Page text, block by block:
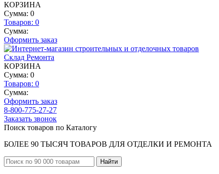
КОРЗИНА
Сумма: 0
Товаров: 0
Сумма:
Оформить заказ
КОРЗИНА
Сумма: 0
Товаров: 0
Сумма:
Оформить заказ
8-800-775-27-27
Заказать звонок
Поиск товаров по Каталогу
БОЛЕЕ 90 ТЫСЯЧ ТОВАРОВ ДЛЯ ОТДЕЛКИ И РЕМОНТА